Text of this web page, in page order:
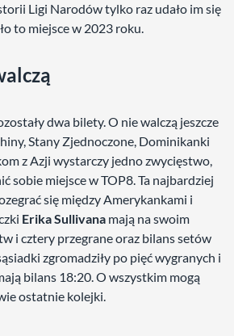
Ligi Narodów tylko raz udało im się
to miejsce w 2023 roku.
dwa bilety. O nie walczą jeszcze
Stany Zjednoczone, Dominikanki
z Azji wystarczy jedno zwycięstwo,
sobie miejsce w TOP8. Ta najbardziej
się między Amerykankami i
Erika Sullivana mają na swoim
i cztery przegrane oraz bilans setów
zgromadziły po pięć wygranych i
bilans 18:20. O wszystkim mogą
ostatnie kolejki.